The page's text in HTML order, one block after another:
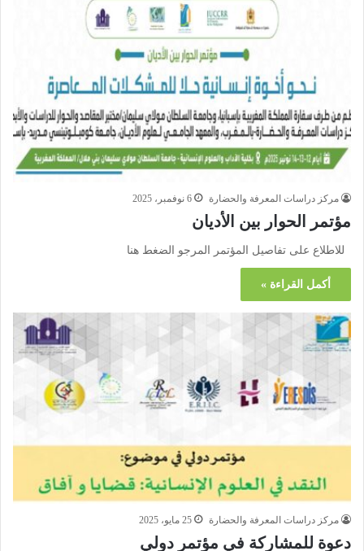
مركز دراسات المعرفة والحضارة 6 نوفمبر، 2025
مؤتمر الحوار بين الأديان
للاطلاع على تفاصيل المؤتمر المرجو الضغط هنا
أكمل القراءة »
مركز دراسات المعرفة والحضارة 25 مايو، 2025
دعوة للمشاركة في مؤتمر دولي